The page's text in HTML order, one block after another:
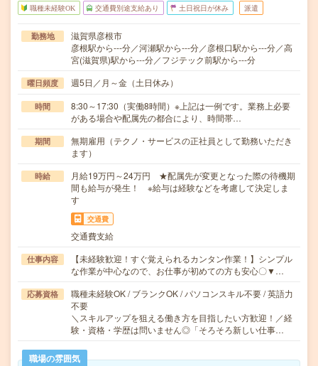
職種未経験OK 交通費別途支給あり 土日祝日が休み 派遣
勤務地
滋賀県彦根市
彦根駅から---分／河瀬駅から---分／彦根口駅から---分／高
宮(滋賀県)駅から---分／フジテック前駅から---分
曜日頻度 週5日／月～金（土日休み）
時間
8:30～17:30（実働8時間）※上記は一例です。業務上必要
がある場合や配属先の都合により、時間帯…
期間
無期雇用（テクノ・サービスの正社員として勤務いただき
ます）
時給
月給19万円～24万円 ★配属先が変更となった際の待機期
間も給与が発生！ ※給与は経験などを考慮して決定しま
す
交通費
交通費支給
仕事内容
【未経験歓迎！すぐ覚えられるカンタン作業！】シンプル
な作業が中心なので、お仕事が初めての方も安心〇▼…
応募資格
職種未経験OK / ブランクOK / パソコンスキル不要 / 英語力
不要
＼スキルアップを狙える働き方を目指したい方歓迎！／経
験・資格・学歴は問いません◎「そろそろ新しい仕事…
職場の雰囲気